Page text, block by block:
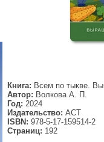
Книга: Всем по тыкве.
Автор: Волкова А. П.
Год: 2024
Издательство: АСТ
ISBN: 978-5-17-159514-2
Страниц: 192
▼